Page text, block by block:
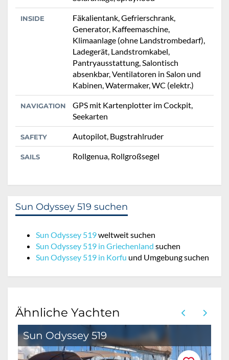
INSIDE
Fäkalientank, Gefrierschrank,
Generator, Kaffeemaschine,
Klimaanlage (ohne Landstrombedarf),
Ladegerät, Landstromkabel,
Pantryausstattung, Salontisch
absenkbar, Ventilatoren in Salon und
Kabinen, Watermaker, WC (elektr.)
NAVIGATION
GPS mit Kartenplotter im Cockpit,
Seekarten
SAFETY Autopilot, Bugstrahlruder
SAILS Rollgenua, Rollgroßsegel
Sun Odyssey 519 suchen
Sun Odyssey 519weltweit suchen
Sun Odyssey 519 in Griechenland suchen
Sun Odyssey 519 in Korfu und Umgebung suchen
Ähnliche Yachten
Sun Odyssey 519